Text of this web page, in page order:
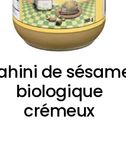
de
biologique
crémeux